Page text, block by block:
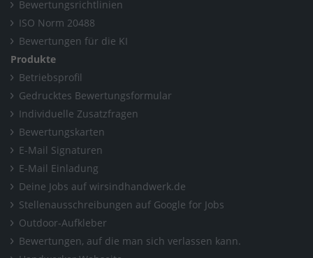
Bewertungsrichtlinien
ISO Norm 20488
Bewertungen für die KI
Produkte
Betriebsprofil
Gedrucktes Bewertungsformular
Individuelle Zusatzfragen
Bewertungskarten
E-Mail Signaturen
E-Mail Einladung
Deine Jobs auf wirsindhandwerk.de
Stellenausschreibungen auf Google for Jobs
Outdoor-Aufkleber
Bewertungen, auf die man sich verlassen kann.